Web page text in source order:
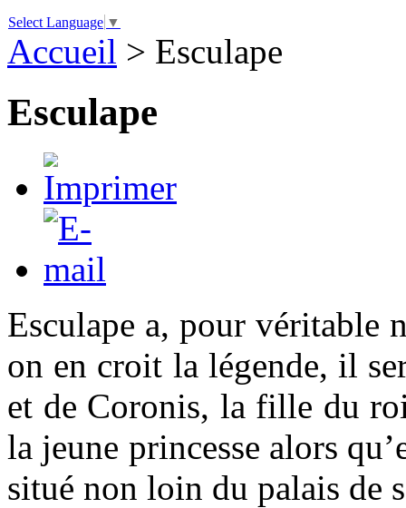
Select Language ▼
Accueil > Esculape
Esculape
Esculape a, pour véritable
on en croit la légende, il
et de Coronis, la fille du
la jeune princesse alors
situé non loin du palais de